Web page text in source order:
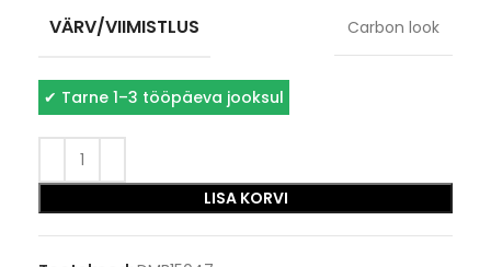
VÄRV/VIIMISTLUS Carbon look
✔ Tarne 1–3 tööpäeva jooksul
LISA KORVI